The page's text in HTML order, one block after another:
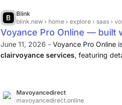
Blink
blink.new › home › explore › saas ›
Voyance Pro Online — built
June 11, 2026 - Voyance Pro Online
clairvoyance services, featuring
Mavoyancedirect
mavoyancedirect.online